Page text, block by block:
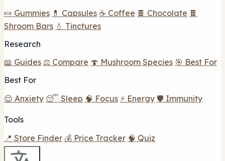
🍬 Gummies 💊 Capsules ☕ Coffee 🍫 Chocolate 🍫
Shroom Bars 💧 Tinctures
Research
📖 Guides ⚖️ Compare 🍄 Mushroom Species 🎯 Best For
Best For
😌 Anxiety 😴 Sleep 🧠 Focus ⚡ Energy 🛡️ Immunity
Tools
📍 Store Finder 💰 Price Tracker 🧠 Quiz